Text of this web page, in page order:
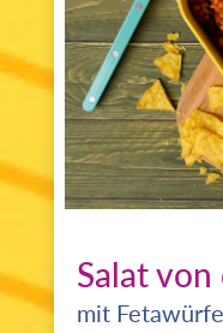
Salat
mit